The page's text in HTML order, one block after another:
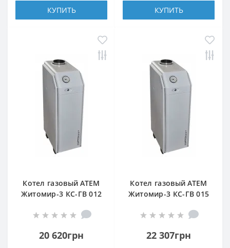
КУПИТЬ КУПИТЬ
Котел газовый АТЕМ
Житомир-3 КС-ГВ 012
20 620грн
Котел газовый АТЕМ
Житомир-3 КС-ГВ 015
22 307грн